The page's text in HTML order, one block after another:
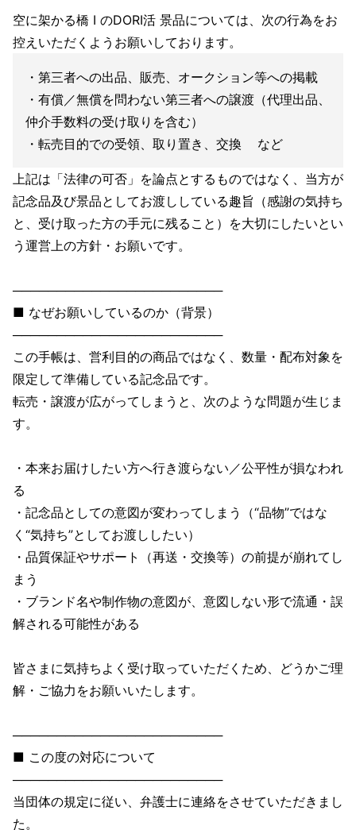
空に架かる橋 I のDORI活 景品については、次の行為をお
控えいただくようお願いしております。
・第三者への出品、販売、オークション等への掲載
・有償／無償を問わない第三者への譲渡（代理出品、
仲介手数料の受け取りを含む）
・転売目的での受領、取り置き、交換 など
上記は「法律の可否」を論点とするものではなく、当方が
記念品及び景品としてお渡ししている趣旨（感謝の気持ち
と、受け取った方の手元に残ること）を大切にしたいとい
う運営上の方針・お願いです。
────────────────────────
■ なぜお願いしているのか（背景）
────────────────────────
この手帳は、営利目的の商品ではなく、数量・配布対象を
限定して準備している記念品です。
転売・譲渡が広がってしまうと、次のような問題が生じま
す。
・本来お届けしたい方へ行き渡らない／公平性が損なわれ
る
・記念品としての意図が変わってしまう（“品物”ではな
く“気持ち”としてお渡ししたい）
・品質保証やサポート（再送・交換等）の前提が崩れてし
まう
・ブランド名や制作物の意図が、意図しない形で流通・誤
解される可能性がある
皆さまに気持ちよく受け取っていただくため、どうかご理
解・ご協力をお願いいたします。
────────────────────────
■ この度の対応について
────────────────────────
当団体の規定に従い、弁護士に連絡をさせていただきまし
た。